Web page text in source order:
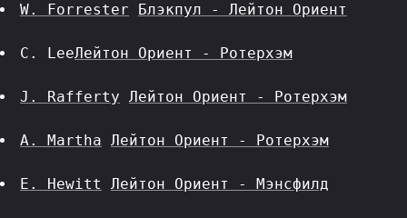
W. Forrester Блэкпул - Лейтон Ориент
C. LeeЛейтон Ориент - Ротерхэм
J. Rafferty Лейтон Ориент - Ротерхэм
A. Martha Лейтон Ориент - Ротерхэм
E. Hewitt Лейтон Ориент - Мэнсфилд